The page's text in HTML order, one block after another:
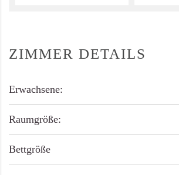
ZIMMER DETAILS
Erwachsene:
Raumgröße:
Bettgröße